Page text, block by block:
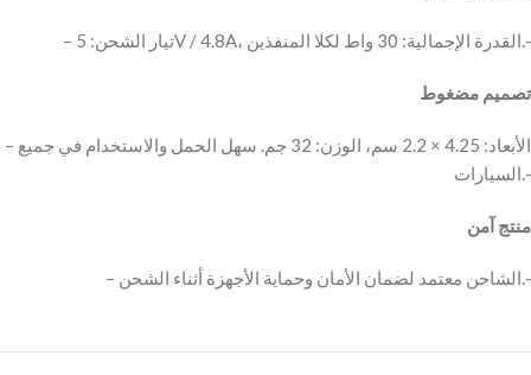
– تيار الشحن: 5V / 4.8A، القدرة الإجمالية: 30 واط لكلا المنفذين.-
تصميم مضغوط
– الأبعاد: 4.25 × 2.2 سم، الوزن: 32 جم. سهل الحمل والاستخدام في جميع
السيارات.-
منتج آمن
– الشاحن معتمد لضمان الأمان وحماية الأجهزة أثناء الشحن.-